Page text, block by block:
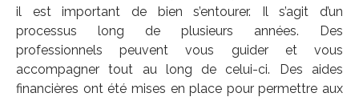
il est important de bien s’entourer. Il s’agit d’un
processus long de plusieurs années. Des
professionnels peuvent vous guider et vous
accompagner tout au long de celui-ci. Des aides
financières ont été mises en place pour permettre aux